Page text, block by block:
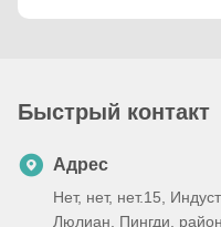
Быстрый контакт
Адрес
Нет, нет, нет.15,
Люлиан, Пингди,